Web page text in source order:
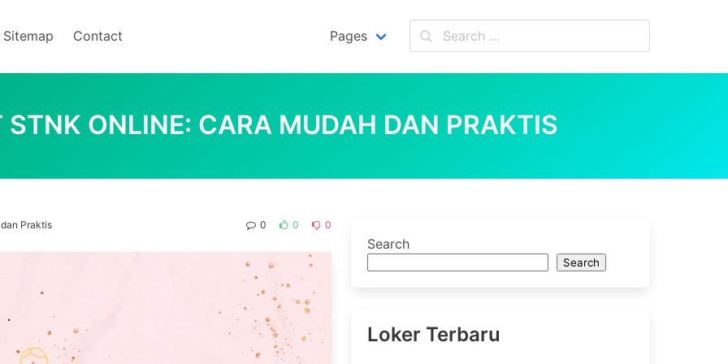
Sitemap Contact Pages
ONLINE: CARA MUDAH DAN PRAKTIS
Praktis 0 0 0
Search
Search
Loker Terbaru